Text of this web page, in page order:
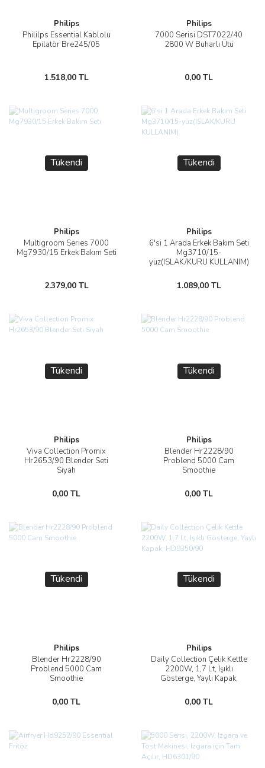
Philips
Phililps Essential Kablolu
Epilatör Bre245/05
1.518,00 TL
Philips
7000 Serisi DST7022/40
2800 W Buharlı Ütü
0,00 TL
Tükendi
Philips
Multigroom Series 7000
Mg7930/15 Erkek Bakım Seti
2.379,00 TL
Tükendi
Philips
6'si 1 Arada Erkek Bakım Seti
Mg3710/15-
yüz(ISLAK/KURU KULLANIM)
1.089,00 TL
Tükendi
Philips
Viva Collection Promix
Hr2653/90 Blender Seti
Siyah
0,00 TL
Tükendi
Philips
Blender Hr2228/90
Problend 5000 Cam
Smoothie
0,00 TL
Tükendi
Philips
Blender Hr2228/90
Problend 5000 Cam
Smoothie
0,00 TL
Tükendi
Philips
Daily Collection Çelik Kettle
2200W, 1,7 Lt, Işıklı
Gösterge, Yaylı Kapak,
0,00 TL